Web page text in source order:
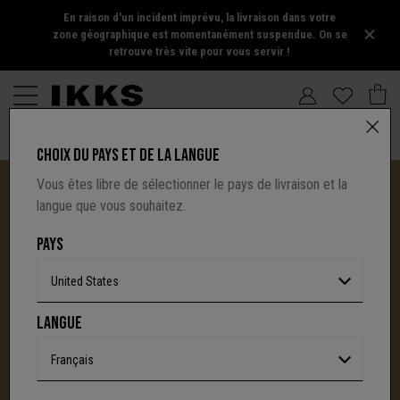
En raison d'un incident imprévu, la livraison dans votre
zone géographique est momentanément suspendue. On se
retrouve très vite pour vous servir !
UNE NOUVELLE PAGE S'ÉCRIT AVEC IKKS
C'est la fin d'une aventure : le site I.Code ferme
définitivement.Mais l'audace, la créativité
CHOIX DU PAYS ET DE LA LANGUE
Vous êtes libre de sélectionner le pays de livraison et la
langue que vous souhaitez.
PAYS
United States
LANGUE
Français